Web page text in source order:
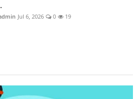
Jul 6, 2026 0 19